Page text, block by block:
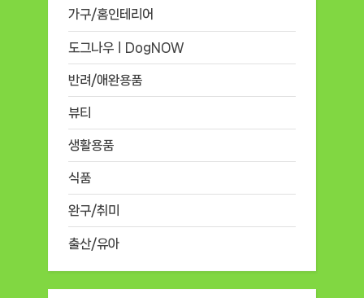
가구/홈인테리어
도그나우ㅣDogNOW
반려/애완용품
뷰티
생활용품
식품
완구/취미
출산/유아